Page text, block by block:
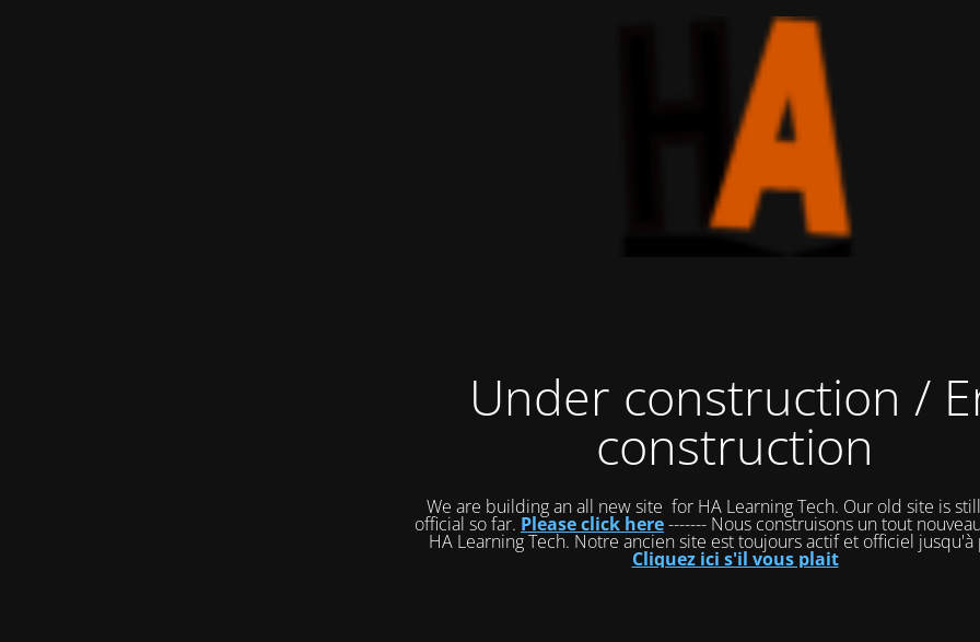
Under construction /
construction
We are building an all new site for HA Learning Tech. Our old site is
official so far. Please click here------- Nous construisons un tout
HA Learning Tech. Notre ancien site est toujours actif et officiel jusqu'à
Cliquez ici s'il vous plait